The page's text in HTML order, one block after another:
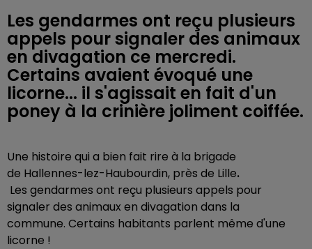
Les gendarmes ont reçu plusieurs
appels pour signaler des animaux
en divagation ce mercredi.
Certains avaient évoqué une
licorne... il s'agissait en fait d'un
poney à la crinière joliment coiffée.
Une histoire qui a bien fait rire à la brigade
de Hallennes-lez-Haubourdin, près de Lille.
Les gendarmes ont reçu plusieurs appels pour
signaler des animaux en divagation dans la
commune. Certains habitants parlent même d'une
licorne !